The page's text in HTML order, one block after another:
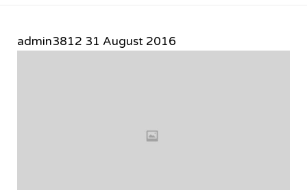
admin3812 31 August 2016